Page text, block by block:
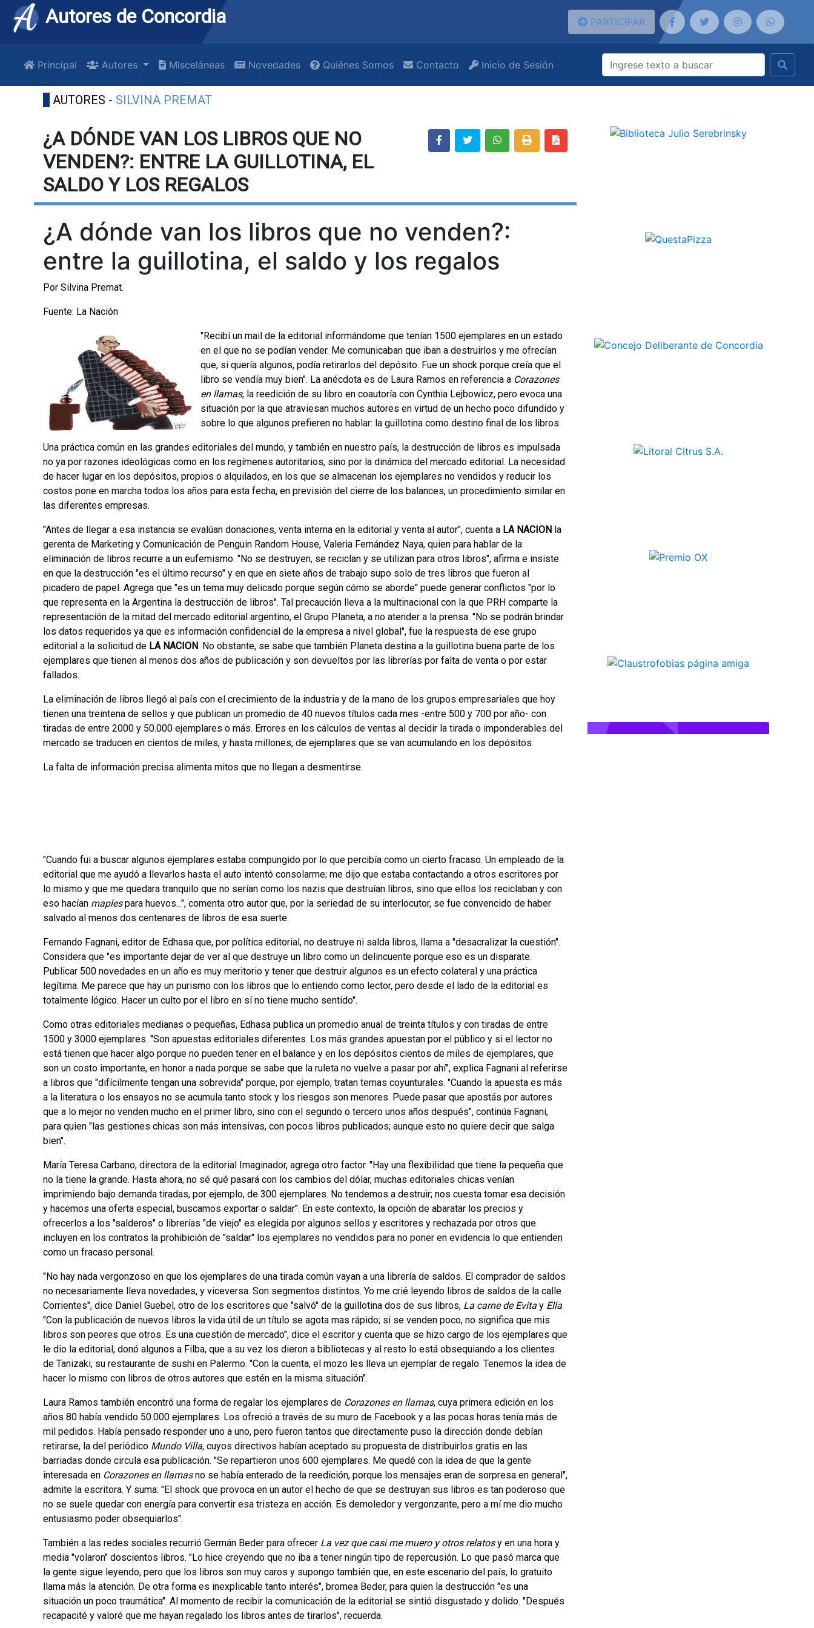
Autores de Concordia PARTICIPAR
Principal Autores Misceláneas Novedades Quiénes Somos Contacto Inicio de Sesión
AUTORES - SILVINA PREMAT
¿A DÓNDE VAN LOS LIBROS QUE NO
VENDEN?: ENTRE LA GUILLOTINA, EL
SALDO Y LOS REGALOS
¿A dónde van los libros que no venden?:
entre la guillotina, el saldo y los regalos
Por Silvina Premat.
Fuente: La Nación
"Recibí un mail de la editorial informándome que tenían 1500 ejemplares en un estado
en el que no se podían vender. Me comunicaban que iban a destruirlos y me ofrecían
que, si quería algunos, podía retirarlos del depósito. Fue un shock porque creía que el
libro se vendía muy bien". La anécdota es de Laura Ramos en referencia a Corazones
en llamas, la reedición de su libro en coautoría con Cynthia Lejbowicz, pero evoca una
situación por la que atraviesan muchos autores en virtud de un hecho poco difundido y
sobre lo que algunos prefieren no hablar: la guillotina como destino final de los libros.
Una práctica común en las grandes editoriales del mundo, y también en nuestro país, la destrucción de libros es impulsada
no ya por razones ideológicas como en los regímenes autoritarios, sino por la dinámica del mercado editorial. La necesidad
de hacer lugar en los depósitos, propios o alquilados, en los que se almacenan los ejemplares no vendidos y reducir los
costos pone en marcha todos los años para esta fecha, en previsión del cierre de los balances, un procedimiento similar en
las diferentes empresas.
"Antes de llegar a esa instancia se evalúan donaciones, venta interna en la editorial y venta al autor", cuenta a LA NACION la
gerenta de Marketing y Comunicación de Penguin Random House, Valeria Fernández Naya, quien para hablar de la
eliminación de libros recurre a un eufemismo. "No se destruyen, se reciclan y se utilizan para otros libros", afirma e insiste
en que la destrucción "es el último recurso" y en que en siete años de trabajo supo solo de tres libros que fueron al
picadero de papel. Agrega que "es un tema muy delicado porque según cómo se aborde" puede generar conflictos "por lo
que representa en la Argentina la destrucción de libros". Tal precaución lleva a la multinacional con la que PRH comparte la
representación de la mitad del mercado editorial argentino, el Grupo Planeta, a no atender a la prensa. "No se podrán brindar
los datos requeridos ya que es información confidencial de la empresa a nivel global", fue la respuesta de ese grupo
editorial a la solicitud de LA NACION. No obstante, se sabe que también Planeta destina a la guillotina buena parte de los
ejemplares que tienen al menos dos años de publicación y son devueltos por las librerías por falta de venta o por estar
fallados.
La eliminación de libros llegó al país con el crecimiento de la industria y de la mano de los grupos empresariales que hoy
tienen una treintena de sellos y que publican un promedio de 40 nuevos títulos cada mes -entre 500 y 700 por año- con
tiradas de entre 2000 y 50.000 ejemplares o más. Errores en los cálculos de ventas al decidir la tirada o imponderables del
mercado se traducen en cientos de miles, y hasta millones, de ejemplares que se van acumulando en los depósitos.
La falta de información precisa alimenta mitos que no llegan a desmentirse.
"Cuando fui a buscar algunos ejemplares estaba compungido por lo que percibía como un cierto fracaso. Un empleado de la
editorial que me ayudó a llevarlos hasta el auto intentó consolarme; me dijo que estaba contactando a otros escritores por
lo mismo y que me quedara tranquilo que no serían como los nazis que destruían libros, sino que ellos los reciclaban y con
eso hacían maplespara huevos...", comenta otro autor que, por la seriedad de su interlocutor, se fue convencido de haber
salvado al menos dos centenares de libros de esa suerte.
Fernando Fagnani, editor de Edhasa que, por política editorial, no destruye ni salda libros, llama a "desacralizar la cuestión".
Considera que "es importante dejar de ver al que destruye un libro como un delincuente porque eso es un disparate.
Publicar 500 novedades en un año es muy meritorio y tener que destruir algunos es un efecto colateral y una práctica
legítima. Me parece que hay un purismo con los libros que lo entiendo como lector, pero desde el lado de la editorial es
totalmente lógico. Hacer un culto por el libro en sí no tiene mucho sentido".
Como otras editoriales medianas o pequeñas, Edhasa publica un promedio anual de treinta títulos y con tiradas de entre
1500 y 3000 ejemplares. "Son apuestas editoriales diferentes. Los más grandes apuestan por el público y si el lector no
está tienen que hacer algo porque no pueden tener en el balance y en los depósitos cientos de miles de ejemplares, que
son un costo importante, en honor a nada porque se sabe que la ruleta no vuelve a pasar por ahí", explica Fagnani al referirse
a libros que "difícilmente tengan una sobrevida" porque, por ejemplo, tratan temas coyunturales. "Cuando la apuesta es más
a la literatura o los ensayos no se acumula tanto stock y los riesgos son menores. Puede pasar que apostás por autores
que a lo mejor no venden mucho en el primer libro, sino con el segundo o tercero unos años después", continúa Fagnani,
para quien "las gestiones chicas son más intensivas, con pocos libros publicados; aunque esto no quiere decir que salga
bien".
María Teresa Carbano, directora de la editorial Imaginador, agrega otro factor. "Hay una flexibilidad que tiene la pequeña que
no la tiene la grande. Hasta ahora, no sé qué pasará con los cambios del dólar, muchas editoriales chicas venían
imprimiendo bajo demanda tiradas, por ejemplo, de 300 ejemplares. No tendemos a destruir; nos cuesta tomar esa decisión
y hacemos una oferta especial, buscamos exportar o saldar". En este contexto, la opción de abaratar los precios y
ofrecerlos a los "salderos" o librerías "de viejo" es elegida por algunos sellos y escritores y rechazada por otros que
incluyen en los contratos la prohibición de "saldar" los ejemplares no vendidos para no poner en evidencia lo que entienden
como un fracaso personal.
"No hay nada vergonzoso en que los ejemplares de una tirada común vayan a una librería de saldos. El comprador de saldos
no necesariamente lleva novedades, y viceversa. Son segmentos distintos. Yo me crié leyendo libros de saldos de la calle
Corrientes", dice Daniel Guebel, otro de los escritores que "salvó" de la guillotina dos de sus libros, La carne de Evita y Ella.
"Con la publicación de nuevos libros la vida útil de un título se agota mas rápido; si se venden poco, no significa que mis
libros son peores que otros. Es una cuestión de mercado", dice el escritor y cuenta que se hizo cargo de los ejemplares que
le dio la editorial, donó algunos a Filba, que a su vez los dieron a bibliotecas y al resto lo está obsequiando a los clientes
de Tanizaki, su restaurante de sushi en Palermo. "Con la cuenta, el mozo les lleva un ejemplar de regalo. Tenemos la idea de
hacer lo mismo con libros de otros autores que estén en la misma situación".
Laura Ramos también encontró una forma de regalar los ejemplares de Corazones en llamas, cuya primera edición en los
años 80 había vendido 50.000 ejemplares. Los ofreció a través de su muro de Facebook y a las pocas horas tenía más de
mil pedidos. Había pensado responder uno a uno, pero fueron tantos que directamente puso la dirección donde debían
retirarse, la del periódico Mundo Villa, cuyos directivos habían aceptado su propuesta de distribuirlos gratis en las
barriadas donde circula esa publicación. "Se repartieron unos 600 ejemplares. Me quedé con la idea de que la gente
interesada en Corazones en llamasno se había enterado de la reedición, porque los mensajes eran de sorpresa en general",
admite la escritora. Y suma: "El shock que provoca en un autor el hecho de que se destruyan sus libros es tan poderoso que
no se suele quedar con energía para convertir esa tristeza en acción. Es demoledor y vergonzante, pero a mí me dio mucho
entusiasmo poder obsequiarlos".
También a las redes sociales recurrió Germán Beder para ofrecer La vez que casi me muero y otros relatosy en una hora y
media "volaron" doscientos libros. "Lo hice creyendo que no iba a tener ningún tipo de repercusión. Lo que pasó marca que
la gente sigue leyendo, pero que los libros son muy caros y supongo también que, en este escenario del país, lo gratuito
llama más la atención. De otra forma es inexplicable tanto interés", bromea Beder, para quien la destrucción "es una
situación un poco traumática". Al momento de recibir la comunicación de la editorial se sintió disgustado y dolido. "Después
recapacité y valoré que me hayan regalado los libros antes de tirarlos", recuerda.